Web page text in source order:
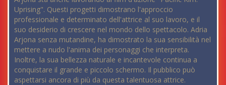
Uprising". Questi progetti dimostrano l'approccio
professionale e determinato dell'attrice al suo lavoro, e il
suo desiderio di crescere nel mondo dello spettacolo. Adria
Arjona senza mutandine, ha dimostrato la sua sensibilità nel
mettere a nudo l'anima dei personaggi che interpreta.
Inoltre, la sua bellezza naturale e incantevole continua a
conquistare il grande e piccolo schermo. Il pubblico può
aspettarsi ancora di più da questa talentuosa attrice.